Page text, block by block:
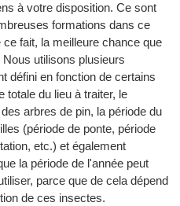
à votre disposition. Ce sont
formations dans ce
fait, la meilleure chance que
utilisons plusieurs
défini en fonction de certains
totale du lieu à traiter, le
arbres de pin, la période du
(période de ponte, période
etc.) et également
la période de l'année peut
parce que de cela dépend
de ces insectes.